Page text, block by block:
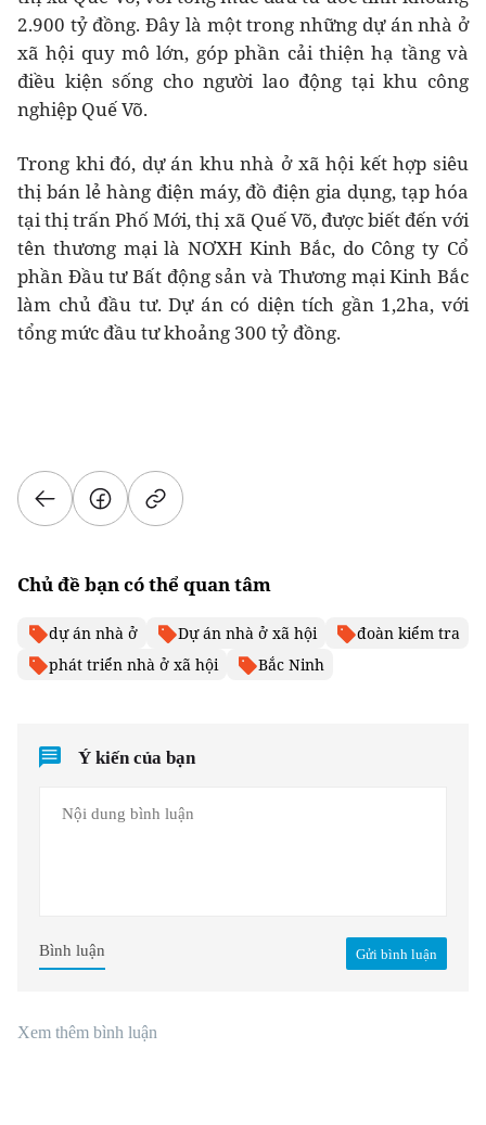
2.900 tỷ đồng. Đây là một trong những dự án nhà ở
xã hội quy mô lớn, góp phần cải thiện hạ tầng và
điều kiện sống cho người lao động tại khu công
nghiệp Quế Võ.
Trong khi đó, dự án khu nhà ở xã hội kết hợp siêu
thị bán lẻ hàng điện máy, đồ điện gia dụng, tạp hóa
tại thị trấn Phố Mới, thị xã Quế Võ, được biết đến với
tên thương mại là NƠXH Kinh Bắc, do Công ty Cổ
phần Đầu tư Bất động sản và Thương mại Kinh Bắc
làm chủ đầu tư. Dự án có diện tích gần 1,2ha, với
tổng mức đầu tư khoảng 300 tỷ đồng.
Chủ đề bạn có thể quan tâm
dự án nhà ở Dự án nhà ở xã hội
đoàn kiểm tra
phát triển nhà ở xã hội
Bắc Ninh
Ý kiến của bạn
Gửi bình luận
Bình luận
Xem thêm bình luận